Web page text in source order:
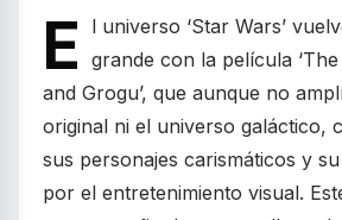
E
l universo ‘Star Wars’
grande con la película
and Grogu’, que aunque no
original ni el universo galáctico,
sus personajes carismáticos y
por el entretenimiento visual.